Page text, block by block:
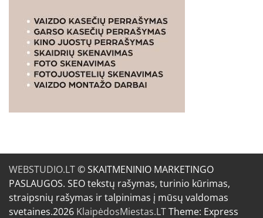
WEBSTUDIO.LT© SKAITMENINIO MARKETINGO
PASLAUGOS. SEO tekstų rašymas, turinio kūrimas,
straipsnių rašymas ir talpinimas į mūsų valdomas
svetaines.2026 KlaipėdosMiestas.LTTheme: Express